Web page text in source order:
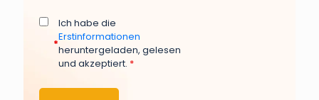
*
Ich habe die
Erstinformationen
heruntergeladen, gelesen
und akzeptiert. *